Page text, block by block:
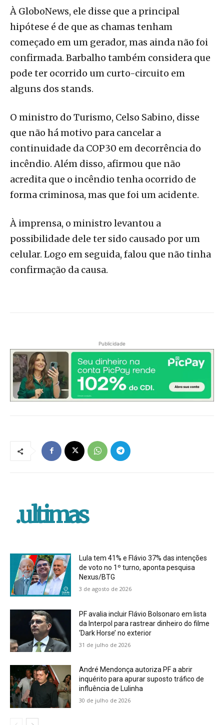
À GloboNews, ele disse que a principal
hipótese é de que as chamas tenham
começado em um gerador, mas ainda não foi
confirmada. Barbalho também considera que
pode ter ocorrido um curto-circuito em
alguns dos stands.
O ministro do Turismo, Celso Sabino, disse
que não há motivo para cancelar a
continuidade da COP30 em decorrência do
incêndio. Além disso, afirmou que não
acredita que o incêndio tenha ocorrido de
forma criminosa, mas que foi um acidente.
À imprensa, o ministro levantou a
possibilidade dele ter sido causado por um
celular. Logo em seguida, falou que não tinha
confirmação da causa.
Publicidade
.ultimas
Lula tem 41% e Flávio 37% das intenções
de voto no 1º turno, aponta pesquisa
Nexus/BTG
3 de agosto de 2026
PF avalia incluir Flávio Bolsonaro em lista
da Interpol para rastrear dinheiro do filme
‘Dark Horse’ no exterior
31 de julho de 2026
André Mendonça autoriza PF a abrir
inquérito para apurar suposto tráfico de
influência de Lulinha
30 de julho de 2026